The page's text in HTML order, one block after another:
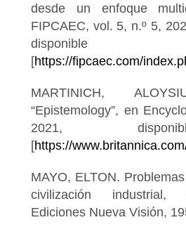
desde un enfoque
FIPCAEC, vol. 5, n.º 5,
[https://fipcaec.com/
MARTINICH,
“Epistemology”, en
2021,
[https://
MAYO, ELTON.
civilización industrial,
Ediciones Nueva Visión,